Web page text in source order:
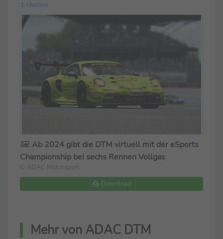
1 Medien
Ab 2024 gibt die DTM virtuell mit der eSports
Championship bei sechs Rennen Vollgas
© ADAC Motorsport
Download
Mehr von ADAC DTM